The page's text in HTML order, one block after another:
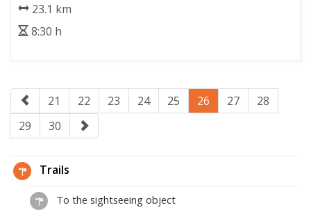
23.1 km
8:30 h
21 22 23 24 25 26 27
28
29
30
Trails
To the sightseeing object